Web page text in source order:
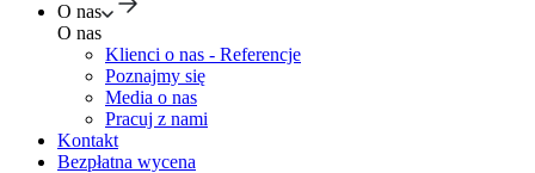
O nas
O nas
Klienci o nas - Referencje
Poznajmy się
Media o nas
Pracuj z nami
Kontakt
Bezpłatna wycena